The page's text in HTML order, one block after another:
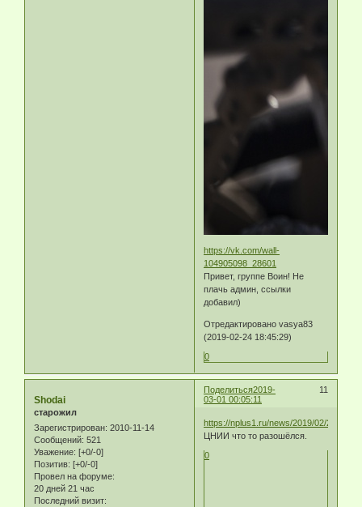
https://vk.com/wall-
104905098_28601
Привет, группе Воин! Не
плачь админ, ссылки
добавил)
Отредактировано vasya83
(2019-02-24 18:45:29)
0
Поделиться 11
2019-
03-01 00:05:11
Shodai
старожил
Зарегистрирован: 2010-11-14
Сообщений: 521
Уважение: [+0/-0]
Позитив: [+0/-0]
Провел на форуме:
20 дней 21 час
Последний визит:
https://nplus1.ru/news/2019/02/28/rifle
ЦНИИ что то разошёлся.
0